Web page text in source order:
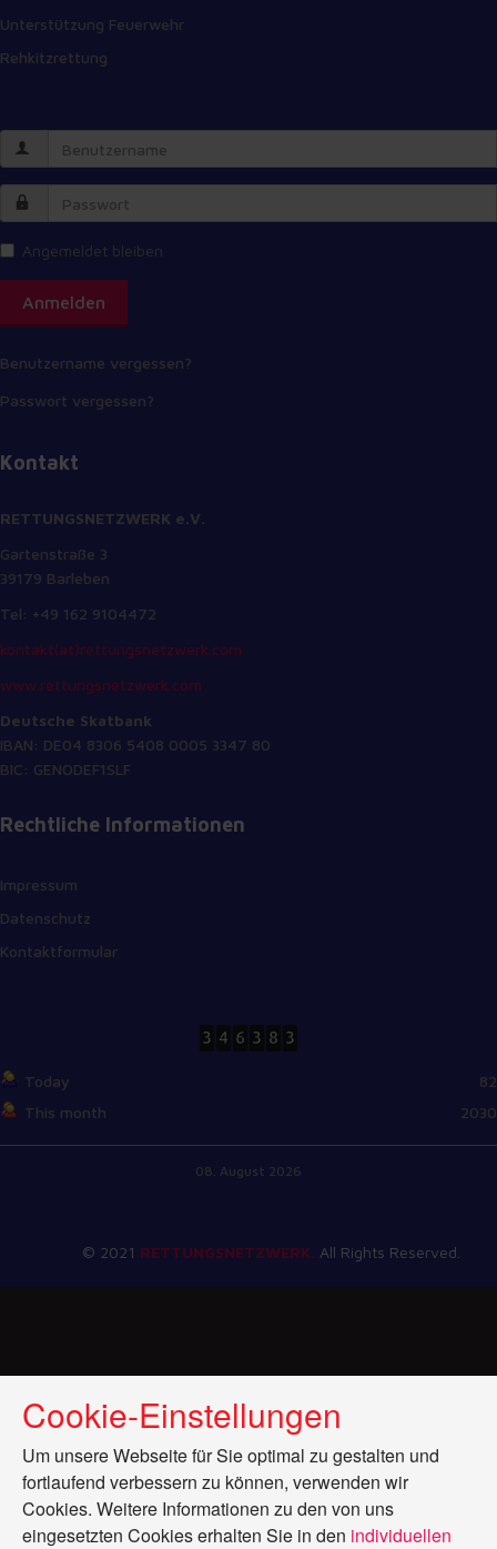
Font
restore all
settings to
values
Done
Dialog
window.
Unterstützung Feuerwehr
Rehkitzrettung
Angemeldet bleiben
Anmelden
Benutzername vergessen?
Passwort vergessen?
Kontakt
RETTUNGSNETZWERK e.V.
Gartenstraße 3
39179 Barleben
Tel: +49 162 9104472
kontakt(at)rettungsnetzwerk.com
www.rettungsnetzwerk.com
Deutsche Skatbank
IBAN: DE04 8306 5408 0005 3347 80
BIC: GENODEF1SLF
Rechtliche Informationen
Impressum
Datenschutz
Kontaktformular
Today
82
This month
2030
08. August 2026
© 2021 RETTUNGSNETZWERK. All Rights Reserved.
Cookie-Einstellungen
Um unsere Webseite für Sie optimal zu gestalten und
fortlaufend verbessern zu können, verwenden wir
Cookies. Weitere Informationen zu den von uns
eingesetzten Cookies erhalten Sie in den individuellen